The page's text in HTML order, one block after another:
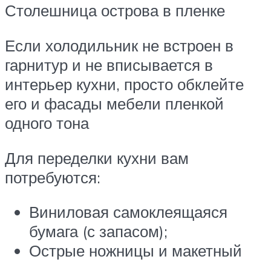
Столешница острова в пленке
Если холодильник не встроен в
гарнитур и не вписывается в
интерьер кухни, просто обклейте
его и фасады мебели пленкой
одного тона
Для переделки кухни вам
потребуются:
Виниловая самоклеящаяся
бумага (с запасом);
Острые ножницы и макетный